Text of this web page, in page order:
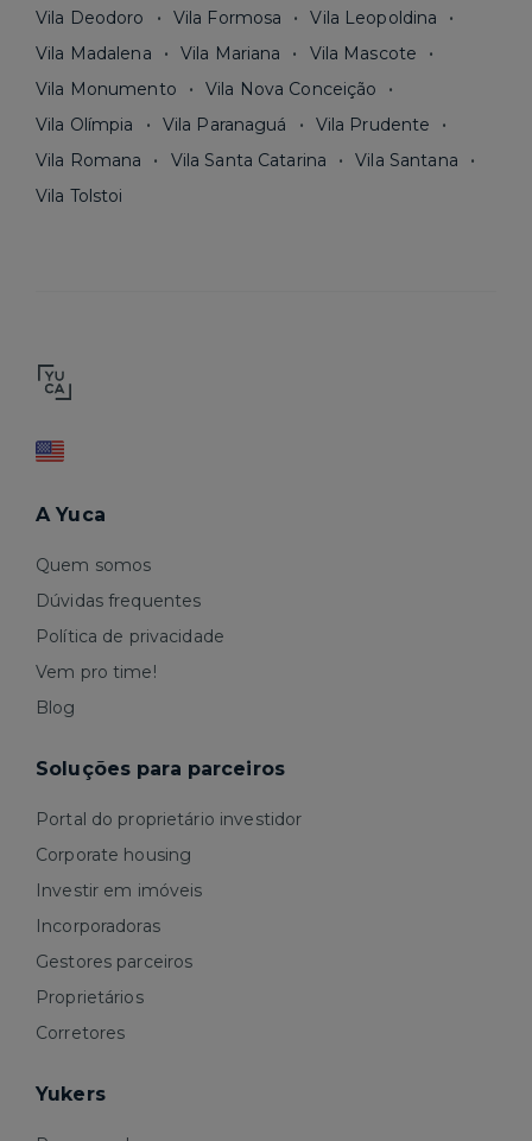
Vila Deodoro
Vila Formosa
Vila Leopoldina
Vila Madalena
Vila Mariana
Vila Mascote
Vila Monumento
Vila Nova Conceição
Vila Olímpia
Vila Paranaguá
Vila Prudente
Vila Romana
Vila Santa Catarina
Vila Santana
Vila Tolstoi
A Yuca
Quem somos
Dúvidas frequentes
Política de privacidade
Vem pro time!
Blog
Soluções para parceiros
Portal do proprietário investidor
Corporate housing
Investir em imóveis
Incorporadoras
Gestores parceiros
Proprietários
Corretores
Yukers